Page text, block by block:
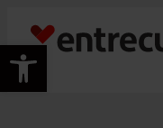
Abrir barra de
contido